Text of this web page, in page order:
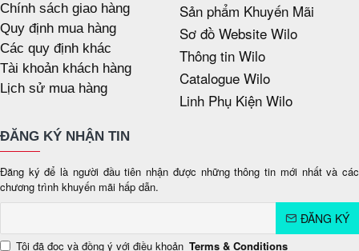
Chính sách giao hàng
Quy định mua hàng
Các quy định khác
Tài khoản khách hàng
Lịch sử mua hàng
Sản phẩm Khuyến Mãi
Sơ đồ Website Wilo
Thông tin Wilo
Catalogue Wilo
Linh Phụ Kiện Wilo
ĐĂNG KÝ NHẬN TIN
Đăng ký để là người đầu tiên nhận được những thông tin mới nhất và các
chương trình khuyến mãi hấp dẫn.
ĐĂNG KÝ
Tôi đã đọc và đồng ý với điều khoản Terms & Conditions